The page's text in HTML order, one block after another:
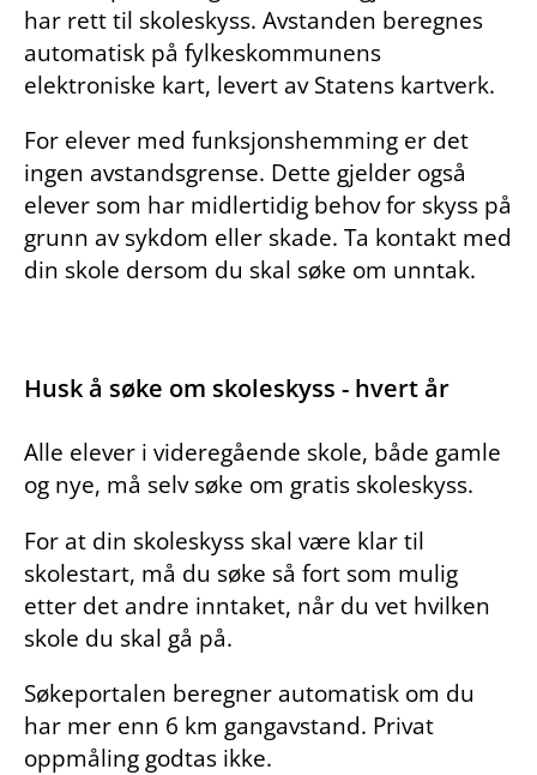
har rett til skoleskyss. Avstanden beregnes
automatisk på fylkeskommunens
elektroniske kart, levert av Statens kartverk.
For elever med funksjonshemming er det
ingen avstandsgrense. Dette gjelder også
elever som har midlertidig behov for skyss på
grunn av sykdom eller skade. Ta kontakt med
din skole dersom du skal søke om unntak.
Husk å søke om skoleskyss - hvert år
Alle elever i videregående skole, både gamle
og nye, må selv søke om gratis skoleskyss.
For at din skoleskyss skal være klar til
skolestart, må du søke så fort som mulig
etter det andre inntaket, når du vet hvilken
skole du skal gå på.
Søkeportalen beregner automatisk om du
har mer enn 6 km gangavstand. Privat
oppmåling godtas ikke.